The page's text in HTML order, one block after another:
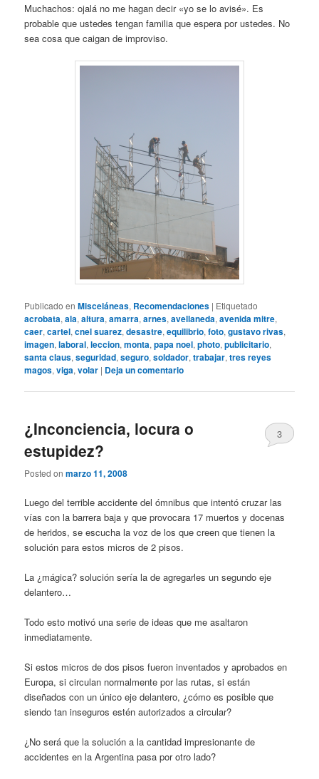
Muchachos: ojalá no me hagan decir «yo se lo avisé». Es
probable que ustedes tengan familia que espera por ustedes. No
sea cosa que caigan de improviso.
Publicado en Misceláneas, Recomendaciones | Etiquetado
acrobata,ala,altura,amarra,arnes,avellaneda,avenida mitre,
caer,cartel,cnel suarez,desastre,equilibrio,foto,gustavo rivas,
imagen,laboral,leccion,monta,papa noel,photo,publicitario,
santa claus,seguridad,seguro,soldador,trabajar,tres reyes
magos,viga,volar | Deja un comentario
¿Inconciencia, locura o
estupidez?
Posted onmarzo 11, 2008
3
Luego del terrible accidente del ómnibus que intentó cruzar las
vías con la barrera baja y que provocara 17 muertos y docenas
de heridos, se escucha la voz de los que creen que tienen la
solución para estos micros de 2 pisos.
La ¿mágica? solución sería la de agregarles un segundo eje
delantero…
Todo esto motivó una serie de ideas que me asaltaron
inmediatamente.
Si estos micros de dos pisos fueron inventados y aprobados en
Europa, si circulan normalmente por las rutas, si están
diseñados con un único eje delantero, ¿cómo es posible que
siendo tan inseguros estén autorizados a circular?
¿No será que la solución a la cantidad impresionante de
accidentes en la Argentina pasa por otro lado?